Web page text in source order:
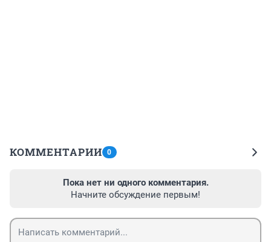
КОММЕНТАРИИ 0
Пока нет ни одного комментария.
Начните обсуждение первым!